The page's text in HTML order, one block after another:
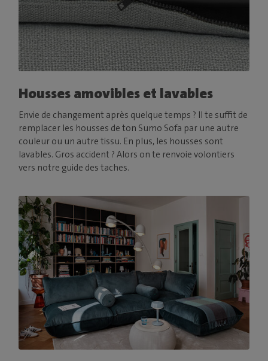
Housses amovibles et lavables
Envie de changement après quelque temps ? Il te suffit de
remplacer les housses de ton Sumo Sofa par une autre
couleur ou un autre tissu. En plus, les housses sont
lavables. Gros accident ? Alors on te renvoie volontiers
vers notre guide des taches.